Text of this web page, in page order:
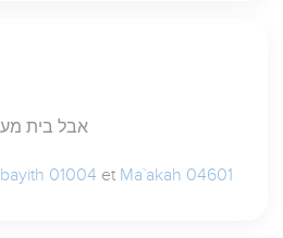
< אבל בית
bayith 01004 et Ma`akah 04601